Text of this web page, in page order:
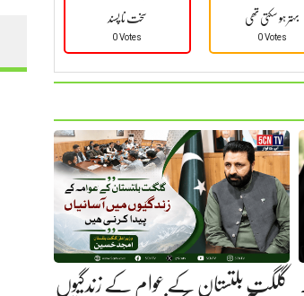
سخت نا پسند
0 Votes
بہتر ہو سکتی تھی
0 Votes
گلگت بلتستان کے عوام کے زندگیوں